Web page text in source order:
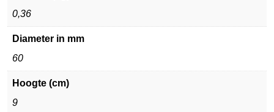
0,36
Diameter in mm
60
Hoogte (cm)
9